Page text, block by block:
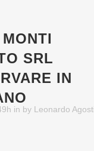
MONTI
SRL
IN
in by Leonardo Agosti